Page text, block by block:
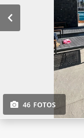
46 FOTOS